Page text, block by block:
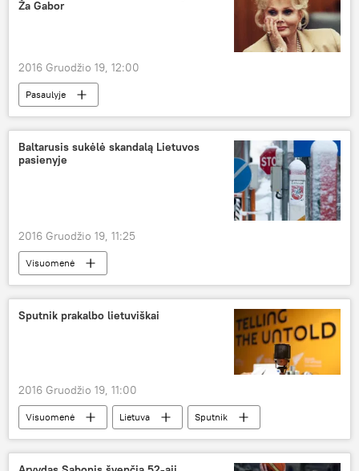
Ža Gabor
2016 Gruodžio 19, 12:00
Pasaulyje
Baltarusis sukėlė skandalą Lietuvos
pasienyje
2016 Gruodžio 19, 11:25
Visuomenė
Sputnik prakalbo lietuviškai
2016 Gruodžio 19, 11:00
Visuomenė Lietuva Sputnik